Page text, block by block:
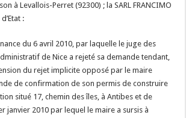
à Levallois-Perret (92300) ; la SARL FRANCIMO
:
du 6 avril 2010, par laquelle le juge des
de Nice a rejeté sa demande tendant,
du rejet implicite opposé par le maire
de confirmation de son permis de construire
situé 17, chemin des îles, à Antibes et de
janvier 2010 par lequel le maire a sursis à